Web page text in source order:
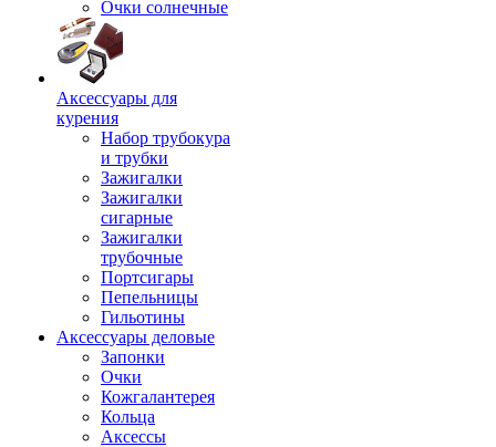
Очки солнечные
Аксессуары для
курения
Набор трубокура
и трубки
Зажигалки
Зажигалки
сигарные
Зажигалки
трубочные
Портсигары
Пепельницы
Гильотины
Аксессуары деловые
Запонки
Очки
Кожгалантерея
Кольца
Аксессы